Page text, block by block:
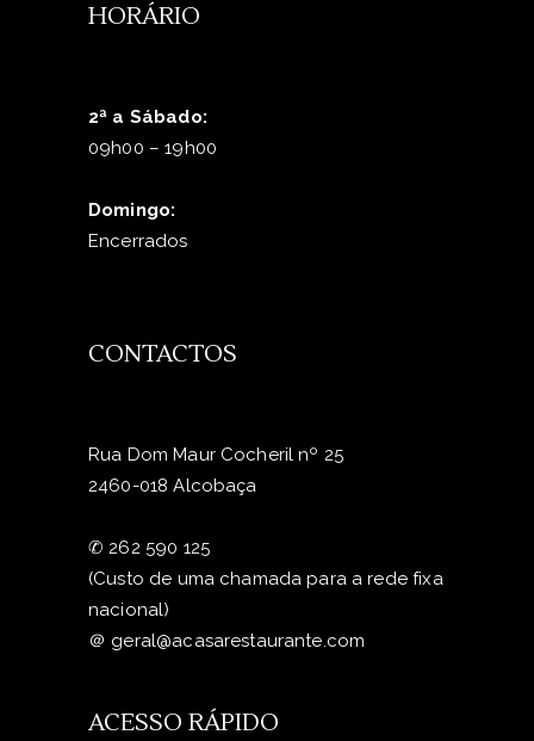
HORÁRIO
2ª a Sábado:
09h00 – 19h00
Domingo:
Encerrados
CONTACTOS
Rua Dom Maur Cocheril nº 25
2460-018 Alcobaça
✆ 262 590 125
(Custo de uma chamada para a rede fixa
nacional)
＠ geral@acasarestaurante.com
ACESSO RÁPIDO